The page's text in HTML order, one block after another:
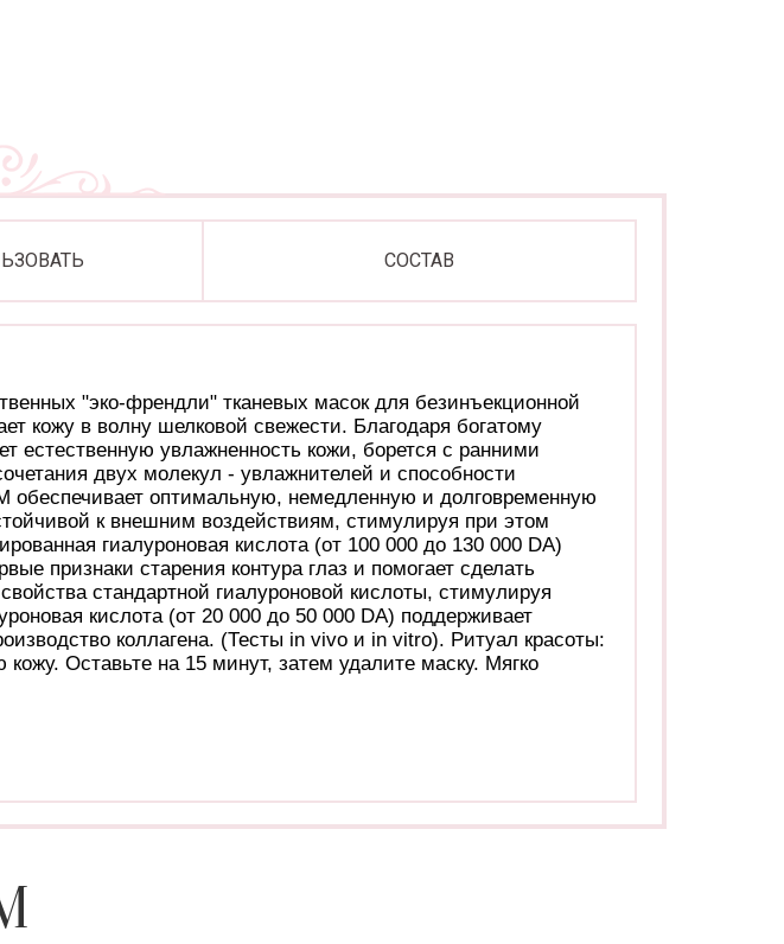
СОСТАВ
"эко-френдли" тканевых масок для безинъекционной
кожу в волну шелковой свежести. Благодаря богатому
естественную увлажненность кожи, борется с ранними
двух молекул - увлажнителей и способности
обеспечивает оптимальную, немедленную и долговременную
к внешним воздействиям, стимулируя при этом
гиалуроновая кислота (от 100 000 до 130 000 DA)
признаки старения контура глаз и помогает сделать
стандартной гиалуроновой кислоты, стимулируя
кислота (от 20 000 до 50 000 DA) поддерживает
коллагена. (Тесты in vivo и in vitro). Ритуал красоты:
Оставьте на 15 минут, затем удалите маску. Мягко